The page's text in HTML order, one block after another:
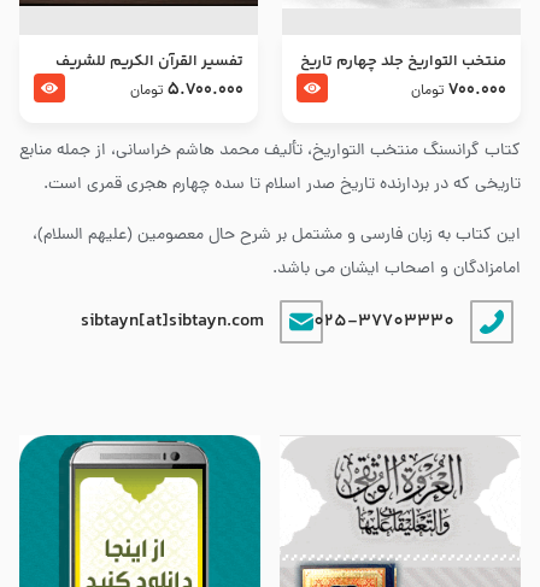
کتاب گرانسنگ منتخب التواريخ، تألیف محمد هاشم خراسانی، از جمله منابع
تاریخی که در بردارنده تاریخ صدر اسلام تا سده چهارم هجری قمری است.
این کتاب به زبان فارسی و مشتمل بر شرح حال معصومین (علیهم السلام)،
امامزادگان و اصحاب ایشان می باشد.
025-37703330
sibtayn[at]sibtayn.com
منتخب التواریخ جلد چهارم تاریخ
امام زین العابدین و امام محمد
700.000 تومان
تفسير القرآن الكريم للشريف
المرتضي قدس سرّه
5.700.000 تومان